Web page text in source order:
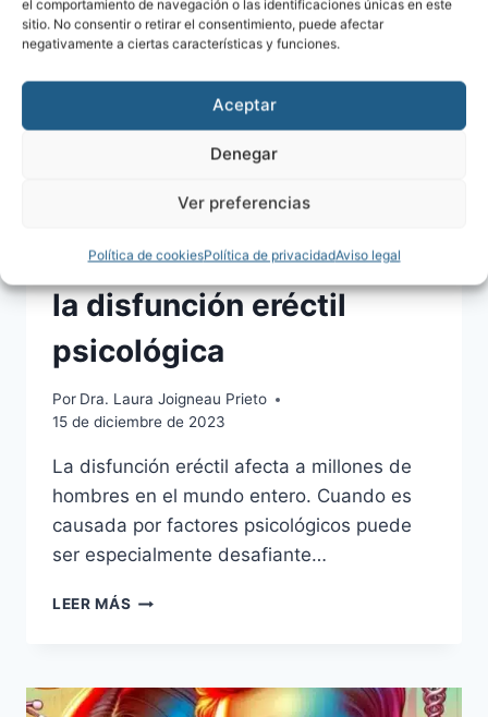
el comportamiento de navegación o las identificaciones únicas en este
sitio. No consentir o retirar el consentimiento, puede afectar
negativamente a ciertas características y funciones.
Aceptar
Denegar
Ver preferencias
Política de cookiesPolítica de privacidadAviso legal
SALUD MASCULINA
Cómo identificar y tratar
la disfunción eréctil
psicológica
Por Dra. Laura Joigneau Prieto
15 de diciembre de 2023
La disfunción eréctil afecta a millones de
hombres en el mundo entero. Cuando es
causada por factores psicológicos puede
ser especialmente desafiante…
LEER MÁS